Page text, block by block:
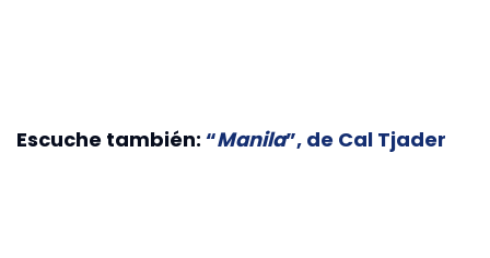
Escuche también: “Manila”, de Cal Tjader